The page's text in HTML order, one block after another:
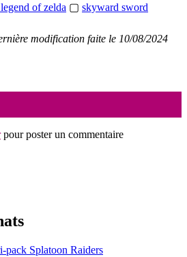
of zelda ▢ skyward sword
modification faite le 10/08/2024
pour poster un commentaire
pack Splatoon Raiders